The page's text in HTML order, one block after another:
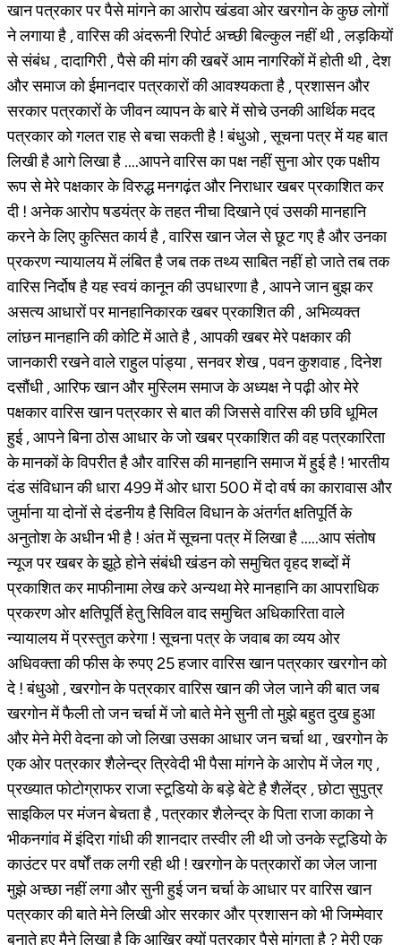
खान पत्रकार पर पैसे मांगने का आरोप खंडवा ओर खरगोन के कुछ लोगों
ने लगाया है , वारिस की अंदरूनी रिपोर्ट अच्छी बिल्कुल नहीं थी , लड़कियों
से संबंध , दादागिरी , पैसे की मांग की खबरें आम नागरिकों में होती थी , देश
और समाज को ईमानदार पत्रकारों की आवश्यकता है , प्रशासन और
सरकार पत्रकारों के जीवन व्यापन के बारे में सोचे उनकी आर्थिक मदद
पत्रकार को गलत राह से बचा सकती है ! बंधुओ , सूचना पत्र में यह बात
लिखी है आगे लिखा है ....आपने वारिस का पक्ष नहीं सुना ओर एक पक्षीय
रूप से मेरे पक्षकार के विरुद्ध मनगढ़ंत और निराधार खबर प्रकाशित कर
दी ! अनेक आरोप षडयंत्र के तहत नीचा दिखाने एवं उसकी मानहानि
करने के लिए कुत्सित कार्य है , वारिस खान जेल से छूट गए है और उनका
प्रकरण न्यायालय में लंबित है जब तक तथ्य साबित नहीं हो जाते तब तक
वारिस निर्दोष है यह स्वयं कानून की उपधारणा है , आपने जान बुझ कर
असत्य आधारों पर मानहानिकारक खबर प्रकाशित की , अभिव्यक्त
लांछन मानहानि की कोटि में आते है , आपकी खबर मेरे पक्षकार की
जानकारी रखने वाले राहुल पांड्या , सनवर शेख , पवन कुशवाह , दिनेश
दसौंधी , आरिफ खान और मुस्लिम समाज के अध्यक्ष ने पढ़ी ओर मेरे
पक्षकार वारिस खान पत्रकार से बात की जिससे वारिस की छवि धूमिल
हुई , आपने बिना ठोस आधार के जो खबर प्रकाशित की वह पत्रकारिता
के मानकों के विपरीत है और वारिस की मानहानि समाज में हुई है ! भारतीय
दंड संविधान की धारा 499 में ओर धारा 500 में दो वर्ष का कारावास और
जुर्माना या दोनों से दंडनीय है सिविल विधान के अंतर्गत क्षतिपूर्ति के
अनुतोश के अधीन भी है ! अंत में सूचना पत्र में लिखा है .....आप संतोष
न्यूज पर खबर के झूठे होने संबंधी खंडन को समुचित वृहद शब्दों में
प्रकाशित कर माफीनामा लेख करे अन्यथा मेरे मानहानि का आपराधिक
प्रकरण ओर क्षतिपूर्ति हेतु सिविल वाद समुचित अधिकारिता वाले
न्यायालय में प्रस्तुत करेगा ! सूचना पत्र के जवाब का व्यय ओर
अधिवक्ता की फीस के रुपए 25 हजार वारिस खान पत्रकार खरगोन को
दे ! बंधुओ , खरगोन के पत्रकार वारिस खान की जेल जाने की बात जब
खरगोन में फैली तो जन चर्चा में जो बाते मेने सुनी तो मुझे बहुत दुख हुआ
और मेने मेरी वेदना को जो लिखा उसका आधार जन चर्चा था , खरगोन के
एक ओर पत्रकार शैलेन्द्र त्रिवेदी भी पैसा मांगने के आरोप में जेल गए ,
प्रख्यात फोटोग्राफर राजा स्टूडियो के बड़े बेटे है शैलेंद्र , छोटा सुपुत्र
साइकिल पर मंजन बेचता है , पत्रकार शैलेन्द्र के पिता राजा काका ने
भीकनगांव में इंदिरा गांधी की शानदार तस्वीर ली थी जो उनके स्टूडियो के
काउंटर पर वर्षों तक लगी रही थी ! खरगोन के पत्रकारों का जेल जाना
मुझे अच्छा नहीं लगा और सुनी हुई जन चर्चा के आधार पर वारिस खान
पत्रकार की बाते मेने लिखी ओर सरकार और प्रशासन को भी जिम्मेवार
बनाते हुए मैने लिखा है कि आखिर क्यों पत्रकार पैसे मांगता है ? मेरी एक